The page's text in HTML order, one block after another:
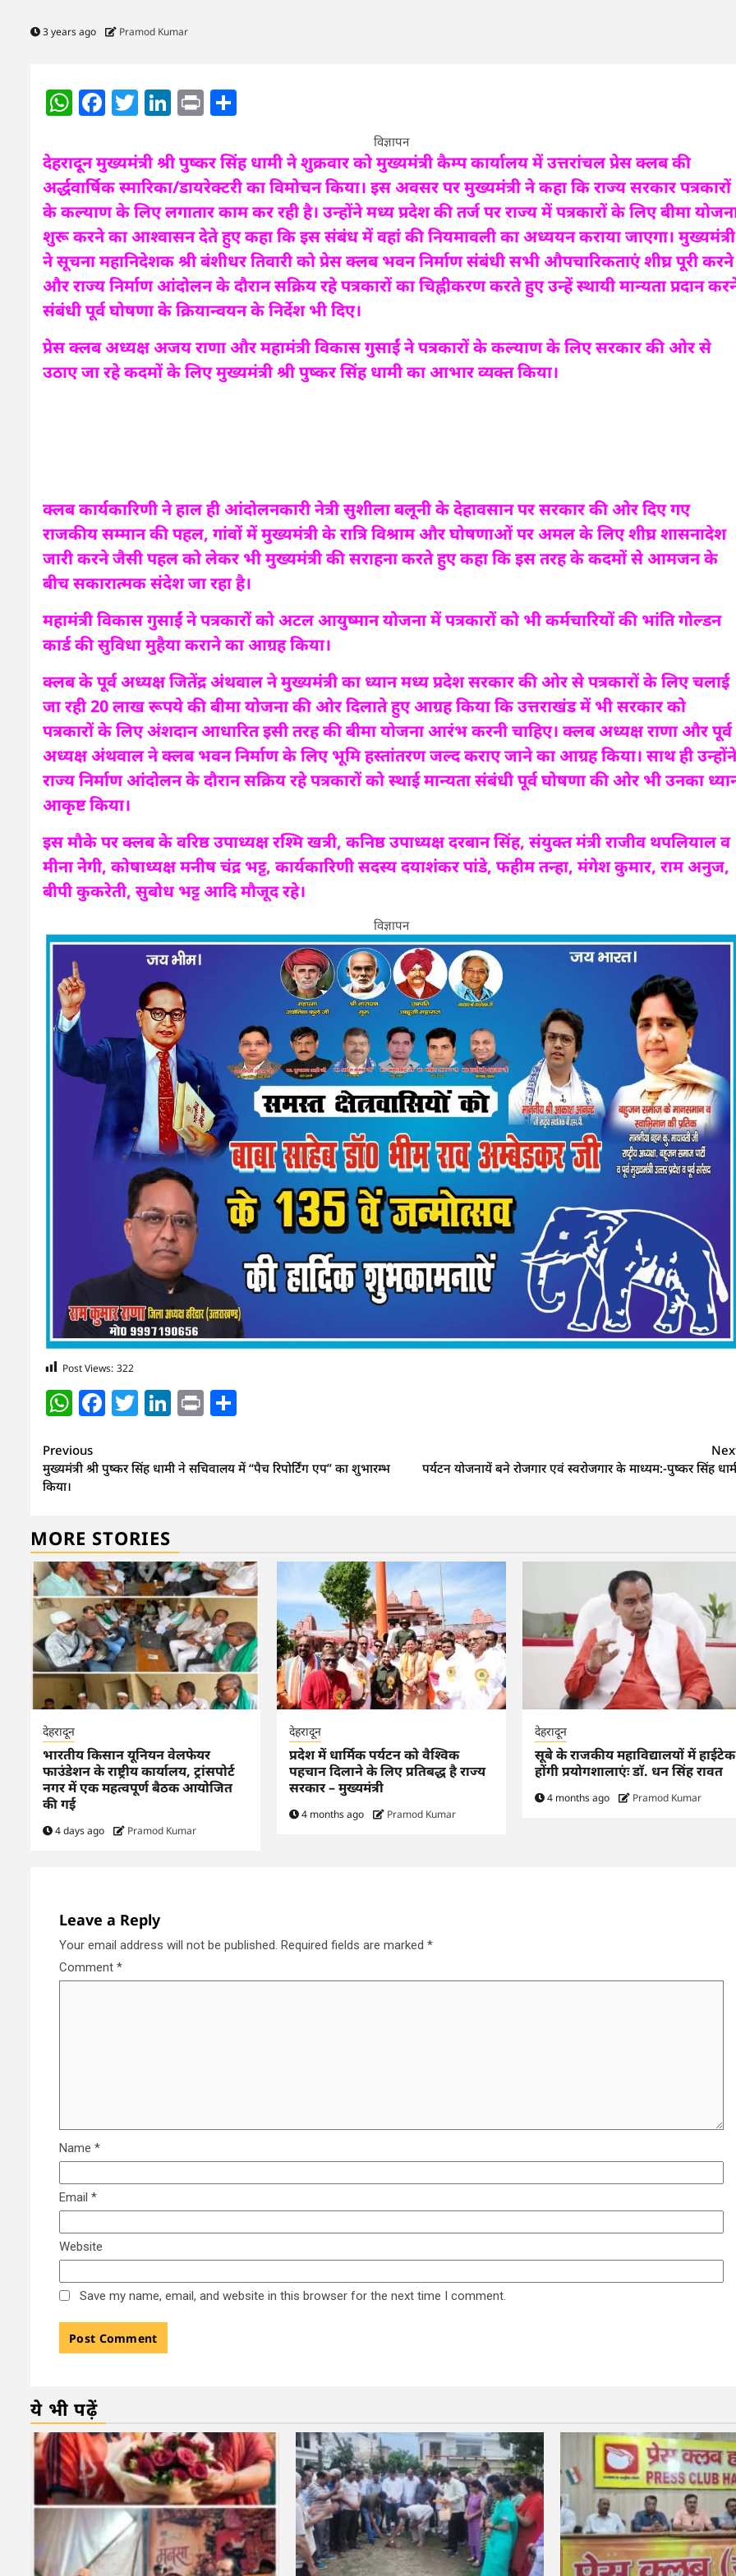
3 years ago Pramod Kumar
WhatsApp
Facebook
Twitter
LinkedIn
Print
विज्ञापन
देहरादून मुख्यमंत्री श्री पुष्कर सिंह धामी ने शुक्रवार को मुख्यमंत्री कैम्प कार्यालय में उत्तरांचल प्रेस क्लब की
अर्द्धवार्षिक स्मारिका/डायरेक्टरी का विमोचन किया। इस अवसर पर मुख्यमंत्री ने कहा कि राज्य सरकार पत्रकारों
के कल्याण के लिए लगातार काम कर रही है। उन्होंने मध्य प्रदेश की तर्ज पर राज्य में पत्रकारों के लिए बीमा
शुरू करने का आश्वासन देते हुए कहा कि इस संबंध में वहां की नियमावली का अध्ययन कराया जाएगा। मुख्यमंत्री
ने सूचना महानिदेशक श्री बंशीधर तिवारी को प्रेस क्लब भवन निर्माण संबंधी सभी औपचारिकताएं शीघ्र पूरी करने
और राज्य निर्माण आंदोलन के दौरान सक्रिय रहे पत्रकारों का चिह्नीकरण करते हुए उन्हें स्थायी मान्यता प्रदान
संबंधी पूर्व घोषणा के क्रियान्वयन के निर्देश भी दिए।
प्रेस क्लब अध्यक्ष अजय राणा और महामंत्री विकास गुसाईं ने पत्रकारों के कल्याण के लिए सरकार की ओर से
उठाए जा रहे कदमों के लिए मुख्यमंत्री श्री पुष्कर सिंह धामी का आभार व्यक्त किया।
क्लब कार्यकारिणी ने हाल ही आंदोलनकारी नेत्री सुशीला बलूनी के देहावसान पर सरकार की ओर दिए गए
राजकीय सम्मान की पहल, गांवों में मुख्यमंत्री के रात्रि विश्राम और घोषणाओं पर अमल के लिए शीघ्र शासनादेश
जारी करने जैसी पहल को लेकर भी मुख्यमंत्री की सराहना करते हुए कहा कि इस तरह के कदमों से आमजन के
बीच सकारात्मक संदेश जा रहा है।
महामंत्री विकास गुसाईं ने पत्रकारों को अटल आयुष्मान योजना में पत्रकारों को भी कर्मचारियों की भांति गोल्डन
कार्ड की सुविधा मुहैया कराने का आग्रह किया।
क्लब के पूर्व अध्यक्ष जितेंद्र अंथवाल ने मुख्यमंत्री का ध्यान मध्य प्रदेश सरकार की ओर से पत्रकारों के लिए चलाई
जा रही 20 लाख रूपये की बीमा योजना की ओर दिलाते हुए आग्रह किया कि उत्तराखंड में भी सरकार को
पत्रकारों के लिए अंशदान आधारित इसी तरह की बीमा योजना आरंभ करनी चाहिए। क्लब अध्यक्ष राणा और पूर्व
अध्यक्ष अंथवाल ने क्लब भवन निर्माण के लिए भूमि हस्तांतरण जल्द कराए जाने का आग्रह किया। साथ ही उन्होंने
राज्य निर्माण आंदोलन के दौरान सक्रिय रहे पत्रकारों को स्थाई मान्यता संबंधी पूर्व घोषणा की ओर भी उनका
आकृष्ट किया।
इस मौके पर क्लब के वरिष्ठ उपाध्यक्ष रश्मि खत्री, कनिष्ठ उपाध्यक्ष दरबान सिंह, संयुक्त मंत्री राजीव थपलियाल व
मीना नेेगी, कोषाध्यक्ष मनीष चंद्र भट्ट, कार्यकारिणी सदस्य दयाशंकर पांडे, फहीम तन्हा, मंगेश कुमार, राम अनुज,
बीपी कुकरेती, सुबोध भट्ट आदि मौजूद रहे।
विज्ञापन
Post Views: 322
WhatsApp
Facebook
Twitter
LinkedIn
Print
Continue
Reading
Previous
मुख्यमंत्री श्री पुष्कर सिंह धामी ने सचिवालय में ‘‘पैच रिपोर्टिंग एप’’ का शुभारम्भ
किया।
पर्यटन योजनायें बने रोजगार एवं स्वरोजगार के माध्यम:-पुष्कर सिंह
MORE STORIES
देहरादून
भारतीय किसान यूनियन वेलफेयर
फाउंडेशन के राष्ट्रीय कार्यालय, ट्रांसपोर्ट
नगर में एक महत्वपूर्ण बैठक आयोजित
की गई
4 days ago Pramod Kumar
देहरादून
प्रदेश में धार्मिक पर्यटन को वैश्विक
पहचान दिलाने के लिए प्रतिबद्ध है राज्य
सरकार – मुख्यमंत्री
4 months ago Pramod Kumar
देहरादून
सूबे के राजकीय महाविद्यालयों में हाईटेक
होंगी प्रयोगशालाएंः डाॅ. धन सिंह रावत
4 months ago Pramod Kumar
Leave a Reply
Your email address will not be published. Required fields are marked *
Comment *
Name *
Email *
Website
Save my name, email, and website in this browser for the next time I comment.
ये भी पढ़ें